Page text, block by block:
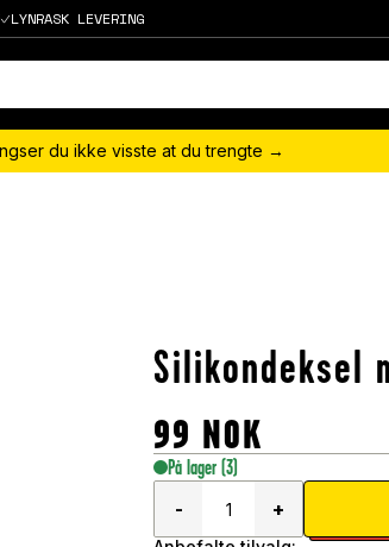
LYNRASK LEVERING
du ikke visste at du trengte →
Silikondeksel
99 NOK
På lager (3)
-
+